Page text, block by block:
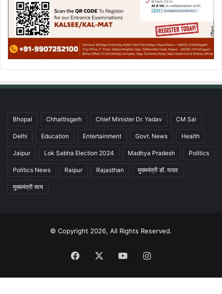
Bhopal Chhattisgarh Chief Minister Dr. Yadav CM Sai
Delhi Education Entertainment Govt. News Health
Jaipur Lok Sabha Election 2024 Madhya Pradesh Politics
Politics News Raipur Rajasthan मुख्यमंत्री डॉ. यादव
मुख्यमंत्री साय
© Copyright 2026, All Rights Reserved.
Facebook YouTubeInstagram